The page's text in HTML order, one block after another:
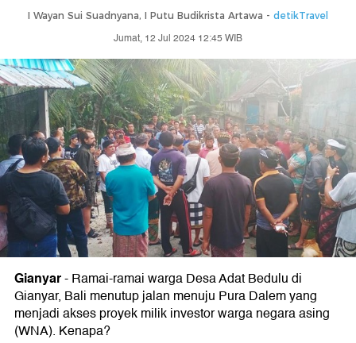
I Wayan Sui Suadnyana, I Putu Budikrista Artawa - detikTravel
Jumat, 12 Jul 2024 12:45 WIB
Gianyar-Ramai-ramai warga Desa Adat Bedulu di
Gianyar, Bali menutup jalan menuju Pura Dalem yang
menjadi akses proyek milik investor warga negara asing
(WNA). Kenapa?